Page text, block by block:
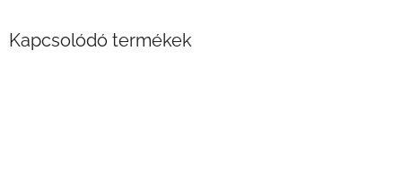
Kapcsolódó termékek